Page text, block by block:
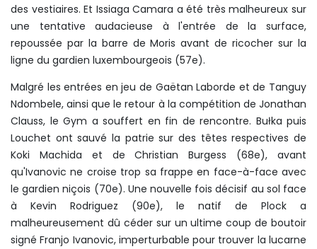
des vestiaires. Et Issiaga Camara a été très malheureux sur
une tentative audacieuse à l'entrée de la surface,
repoussée par la barre de Moris avant de ricocher sur la
ligne du gardien luxembourgeois (57e).
Malgré les entrées en jeu de Gaëtan Laborde et de Tanguy
Ndombele, ainsi que le retour à la compétition de Jonathan
Clauss, le Gym a souffert en fin de rencontre. Bułka puis
Louchet ont sauvé la patrie sur des têtes respectives de
Koki Machida et de Christian Burgess (68e), avant
qu'Ivanovic ne croise trop sa frappe en face-à-face avec
le gardien niçois (70e). Une nouvelle fois décisif au sol face
à Kevin Rodriguez (90e), le natif de Plock a
malheureusement dû céder sur un ultime coup de boutoir
signé Franjo Ivanovic, imperturbable pour trouver la lucarne